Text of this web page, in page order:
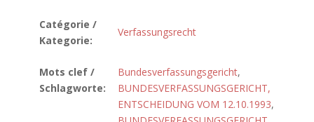
Catégorie /
Kategorie:
Verfassungsrecht
Mots clef /
Schlagworte:
Bundesverfassungsgericht,
BUNDESVERFASSUNGSGERICHT,
ENTSCHEIDUNG VOM 12.10.1993,